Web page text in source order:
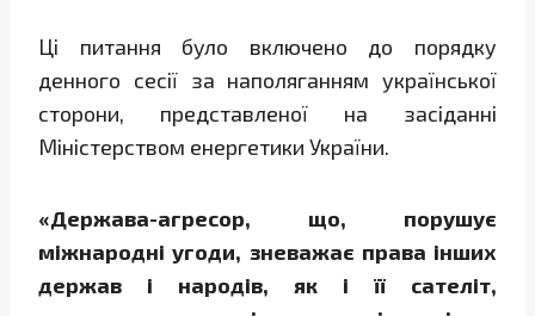
Ці питання було включено до порядку
денного сесії за наполяганням української
сторони, представленої на засіданні
Міністерством енергетики України.
«Держава-агресор, що, порушує
міжнародні угоди, зневажає права інших
держав і народів, як і її сателіт,